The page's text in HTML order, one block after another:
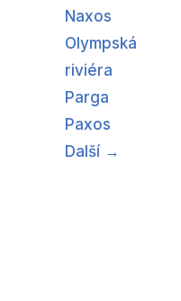
Naxos
Olympská
riviéra
Parga
Paxos
Další →